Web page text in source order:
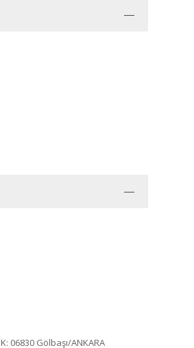
06830 Gölbaşı/ANKARA